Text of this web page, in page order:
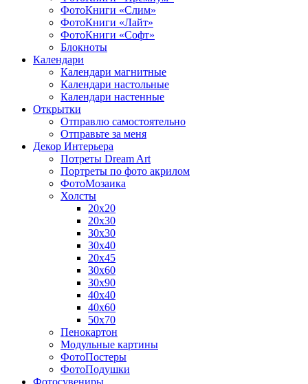
ФотоКниги «Слим»
ФотоКниги «Лайт»
ФотоКниги «Софт»
Блокноты
Календари
Календари магнитные
Календари настольные
Календари настенные
Открытки
Отправлю самостоятельно
Отправьте за меня
Декор Интерьера
Потреты Dream Art
Портреты по фото акрилом
ФотоМозаика
Холсты
20х20
20х30
30х30
30х40
20х45
30х60
30х90
40х40
40х60
50х70
Пенокартон
Модульные картины
ФотоПостеры
ФотоПодушки